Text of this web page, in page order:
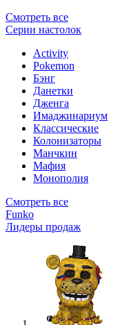
Смотреть все
Серии настолок
Activity
Pokemon
Бэнг
Данетки
Дженга
Имаджинариум
Классические
Колонизаторы
Манчкин
Мафия
Монополия
Смотреть все
Funko
Лидеры продаж